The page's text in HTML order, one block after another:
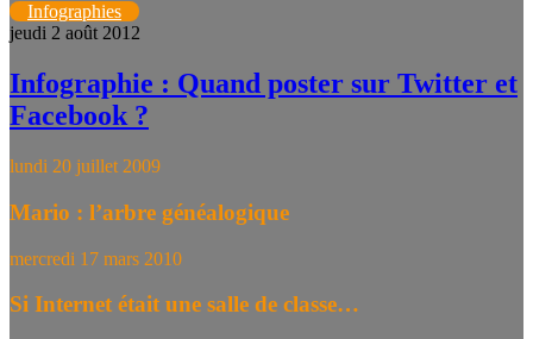
Infographies
jeudi 2 août 2012
Infographie : Quand poster sur Twitter et
Facebook ?
lundi 20 juillet 2009
Mario : l’arbre généalogique
mercredi 17 mars 2010
Si Internet était une salle de classe…